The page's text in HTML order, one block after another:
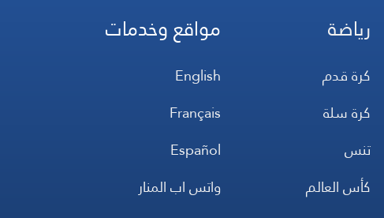
رياضة
كرة قدم
كرة سلة
تنس
كأس العالم
مواقع وخدمات
English
Français
Español
واتس اب المنار